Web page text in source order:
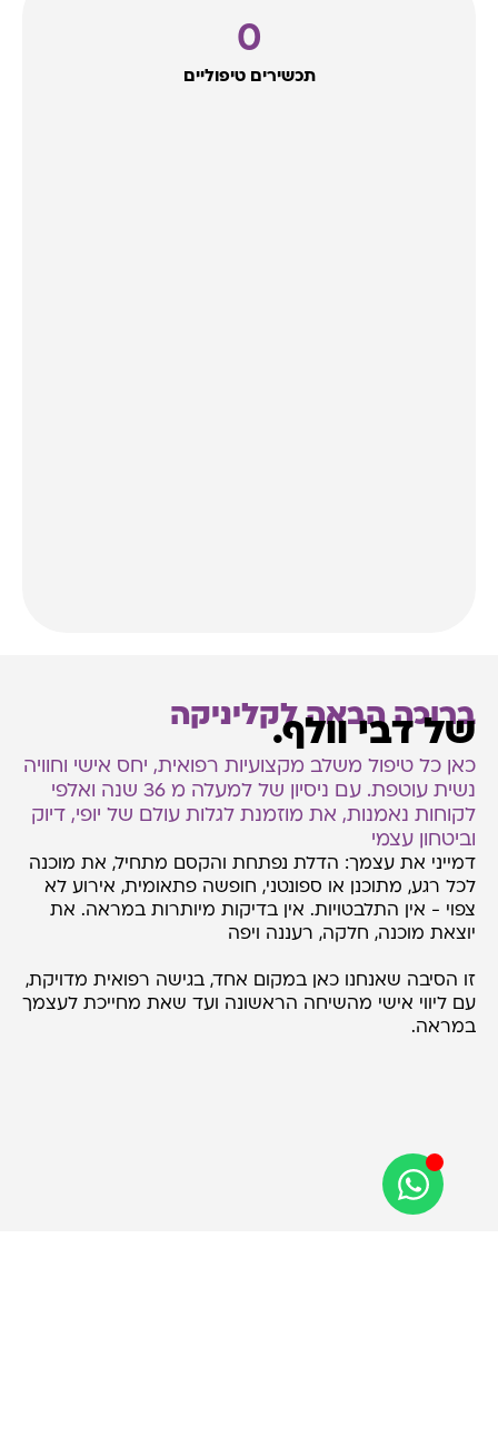
תכשירים טיפוליים
0
ברוכה הבאה לקליניקה
של דבי וולף.
כאן כל טיפול משלב מקצועיות רפואית, יחס אישי וחוויה
נשית עוטפת. עם ניסיון של למעלה מ 36 שנה ואלפי
לקוחות נאמנות, את מוזמנת לגלות עולם של יופי, דיוק
וביטחון עצמי
דמייני את עצמך: הדלת נפתחת והקסם מתחיל, את מוכנה
לכל רגע, מתוכנן או ספונטני, חופשה פתאומית, אירוע לא
צפוי - אין התלבטויות. אין בדיקות מיותרות במראה. את
יוצאת מוכנה, חלקה, רעננה ויפה
זו הסיבה שאנחנו כאן במקום אחד, בגישה רפואית מדויקת,
עם ליווי אישי מהשיחה הראשונה ועד שאת מחייכת לעצמך
במראה.